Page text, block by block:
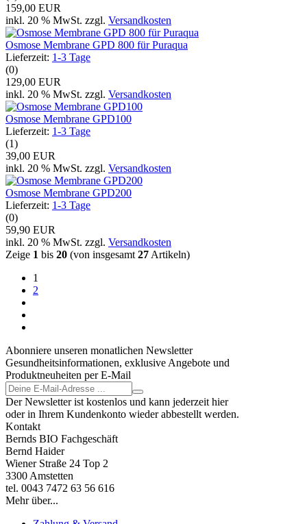
159,00 EUR
inkl. 20 % MwSt. zzgl. Versandkosten
Osmose Membrane GPD 800 für Puraqua
Lieferzeit: 1-3 Tage
(0)
129,00 EUR
inkl. 20 % MwSt. zzgl. Versandkosten
Osmose Membrane GPD100
Lieferzeit: 1-3 Tage
(1)
39,00 EUR
inkl. 20 % MwSt. zzgl. Versandkosten
Osmose Membrane GPD200
Lieferzeit: 1-3 Tage
(0)
59,90 EUR
inkl. 20 % MwSt. zzgl. Versandkosten
Zeige 1 bis 20 (von insgesamt 27 Artikeln)
1
2
Abonniere unseren monatlichen Newsletter
Gesundheitsinformationen, exklusive Angebote und
Produktneuheiten per E-Mail
Der Newsletter ist kostenlos und kann jederzeit hier
oder in Ihrem Kundenkonto wieder abbestellt werden.
Kontakt
Bernds BIO Fachgeschäft
Bernd Haider
Wiener Straße 24 Top 2
3300 Amstetten
tel. 0043 7472 63 56 616
Mehr über...